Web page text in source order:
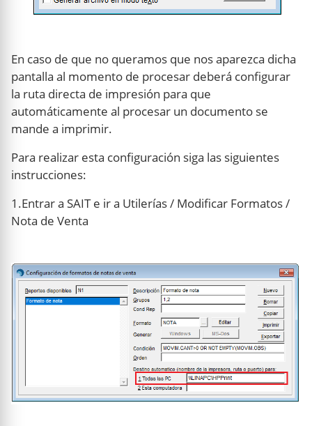
En caso de que no queramos que nos aparezca dicha
pantalla al momento de procesar deberá configurar
la ruta directa de impresión para que
automáticamente al procesar un documento se
mande a imprimir.
Para realizar esta configuración siga las siguientes
instrucciones:
1.Entrar a SAIT e ir a Utilerías / Modificar Formatos /
Nota de Venta